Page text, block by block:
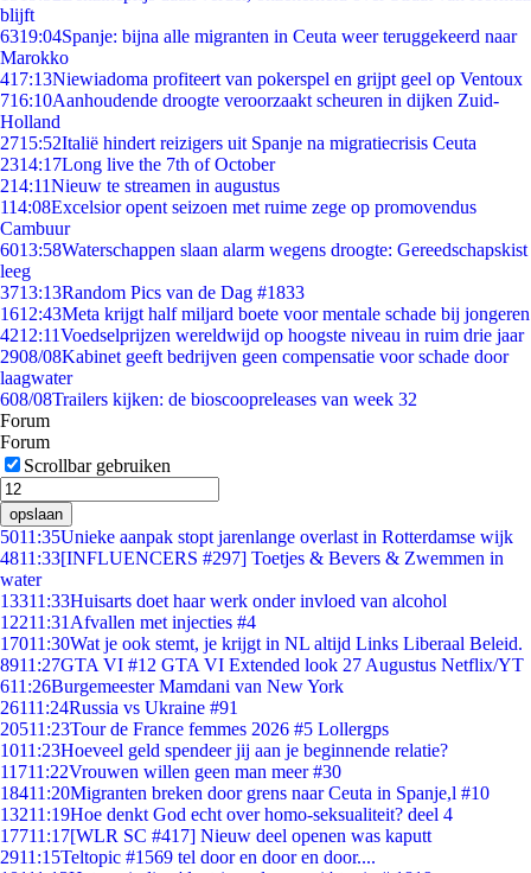
blijft
6319:04Spanje: bijna alle migranten in Ceuta weer teruggekeerd naar
Marokko
417:13Niewiadoma profiteert van pokerspel en grijpt geel op Ventoux
716:10Aanhoudende droogte veroorzaakt scheuren in dijken Zuid-
Holland
2715:52Italië hindert reizigers uit Spanje na migratiecrisis Ceuta
2314:17Long live the 7th of October
214:11Nieuw te streamen in augustus
114:08Excelsior opent seizoen met ruime zege op promovendus
Cambuur
6013:58Waterschappen slaan alarm wegens droogte: Gereedschapskist
leeg
3713:13Random Pics van de Dag #1833
1612:43Meta krijgt half miljard boete voor mentale schade bij jongeren
4212:11Voedselprijzen wereldwijd op hoogste niveau in ruim drie jaar
2908/08Kabinet geeft bedrijven geen compensatie voor schade door
laagwater
608/08Trailers kijken: de bioscoopreleases van week 32
Forum
Forum
Scrollbar gebruiken
opslaan
5011:35Unieke aanpak stopt jarenlange overlast in Rotterdamse wijk
4811:33[INFLUENCERS #297] Toetjes & Bevers & Zwemmen in
water
13311:33Huisarts doet haar werk onder invloed van alcohol
12211:31 Afvallen met injecties #4
17011:30Wat je ook stemt, je krijgt in NL altijd Links Liberaal Beleid.
8911:27GTA VI #12 GTA VI Extended look 27 Augustus Netflix/YT
611:26Burgemeester Mamdani van New York
26111:24Russia vs Ukraine #91
20511:23Tour de France femmes 2026 #5 Lollergps
1011:23Hoeveel geld spendeer jij aan je beginnende relatie?
11711:22Vrouwen willen geen man meer #30
18411:20Migranten breken door grens naar Ceuta in Spanje,l #10
13211:19Hoe denkt God echt over homo-seksualiteit? deel 4
17711:17[WLR SC #417] Nieuw deel openen was kaputt
2911:15Teltopic #1569 tel door en door en door....